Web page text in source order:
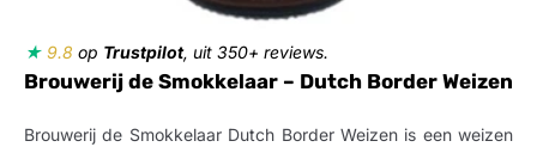
★ 9.8 op Trustpilot, uit 350+ reviews.
Brouwerij de Smokkelaar – Dutch Border Weizen
Brouwerij de Smokkelaar Dutch Border Weizen is een weizen